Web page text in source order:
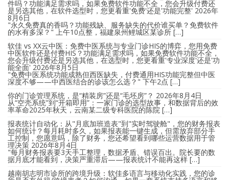
件吗？功能满足需求吗，如果免费软件功能不全，您会升级付费还
是另选其他，在软件选型时，您更看重'免费'还是'功能完整' 2026年
8月6日
"永久免费真的香吗？功能残缺、服务缺失的代价谁买单？免费软件
的水有多深？" 上午10点整，福建泉州鲤城区某诊所 […]
软佳 vs XX云中医：免费中医系统与专业门诊HIS的博弈，您用免费
中医软件还是付费HIS？功能满足需求吗，如果免费软件功能不全，
您会升级付费还是另选其他，在选型时，您更看重'专业深度'还是'功
能全面' 2026年8月5日
"免费中医系统功能成熟但西医缺失，付费通用HIS功能完整但中医
深度不够——中西医结合的诊该怎么选？" 下午2点 […]
你的门诊管理系统，是“精装房”还是“毛坯房”？ 2026年8月4日
从“空壳系统”到“开箱即用”：一家门诊的选型故事，和数据背后的效
率革命2025年秋天，云南某二级专科医院的陈院 […]
报表统计自动化：从"月底加班造表"到"实时驾驶舱"，您的财务报表
如何统计？每月耗时多久，如果报表能一键生成，但需放弃部分手
工控制，您愿意吗，除了财务，您还希望看到哪些运营数据用于管
理决策 2026年8月4日
"每月财务报表要3天手工整理，数据矛盾、错误百出。院长要的数
据月底才能看到，决策严重滞后——报表统计不能再这样 […]
越南胡志明市诊所的跨境升级：软佳多语言与移动化实践，您的诊